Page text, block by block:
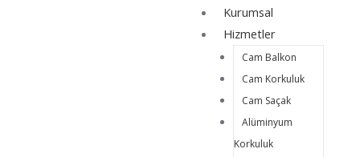
Kurumsal
Hizmetler
Cam Balkon
Cam Korkuluk
Cam Saçak
Alüminyum
Korkuluk